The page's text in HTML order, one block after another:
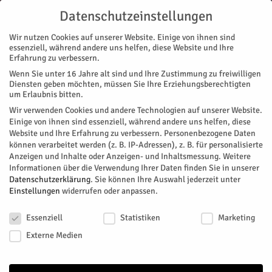
Start
« Alle Veranstaltungen
Diese Veranstaltung hat bereits stattgefunden.
Der wilde Wald – Natur Natur
sein lassen
Facebook
Datenschutzeinstellungen
Wir nutzen Cookies auf unserer Website. Einige von ihnen sind
essenziell, während andere uns helfen, diese Website und Ihre
Erfahrung zu verbessern.
Wenn Sie unter 16 Jahre alt sind und Ihre Zustimmung zu freiwilligen
Diensten geben möchten, müssen Sie Ihre Erziehungsberechtigten
um Erlaubnis bitten.
Wir verwenden Cookies und andere Technologien auf unserer Website.
Einige von ihnen sind essenziell, während andere uns helfen, diese
Website und Ihre Erfahrung zu verbessern. Personenbezogene Daten
können verarbeitet werden (z. B. IP-Adressen), z. B. für personalisierte
Anzeigen und Inhalte oder Anzeigen- und Inhaltsmessung. Weitere
Informationen über die Verwendung Ihrer Daten finden Sie in unserer
Datenschutzerklärung. Sie können Ihre Auswahl jederzeit unter
Einstellungen widerrufen oder anpassen.
Essenziell
Statistiken
Marketing
Externe Medien